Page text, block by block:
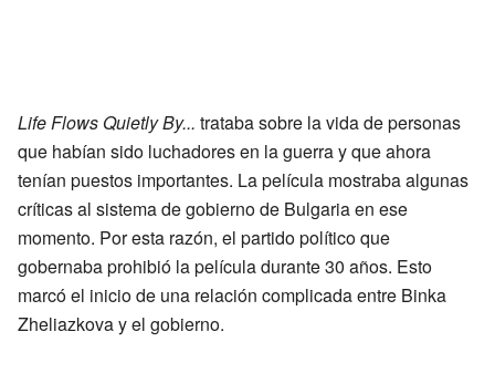
Life Flows Quietly By... trataba sobre la vida de personas
que habían sido luchadores en la guerra y que ahora
tenían puestos importantes. La película mostraba algunas
críticas al sistema de gobierno de Bulgaria en ese
momento. Por esta razón, el partido político que
gobernaba prohibió la película durante 30 años. Esto
marcó el inicio de una relación complicada entre Binka
Zheliazkova y el gobierno.